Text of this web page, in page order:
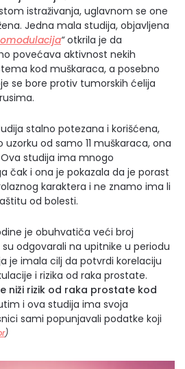
istraživanja, uglavnom se one
Jedna mala studija, objavljena
“otkrila je da
povećava aktivnost nekih
kod muškaraca, a posebno
se bore protiv tumorskih ćelija
stalno potezana i korišćena,
od samo 11 muškaraca, ona
studija ima mnogo
čak i ona je pokazala da je porast
karaktera i ne znamo ima li
od bolesti.
je obuhvatiča veći broj
su odgovarali na upitnike u periodu
je imala cilj da potvrdi korelaciju
i rizika od raka prostate.
niži rizik od raka prostate kod
i ova studija ima svoja
sami popunjavali podatke koji
)